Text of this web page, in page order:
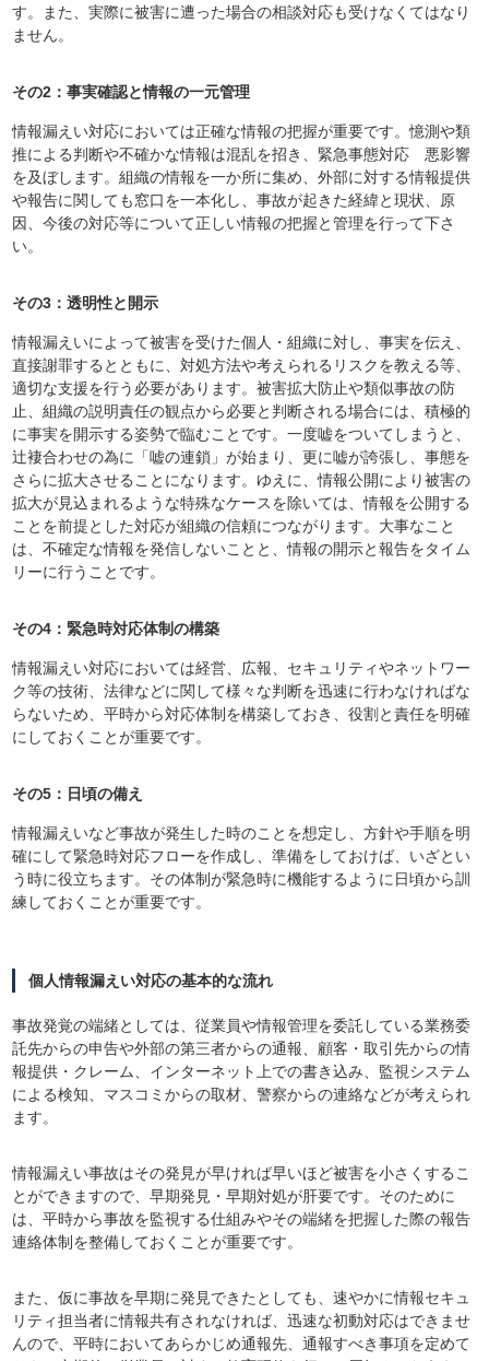
す。また、実際に被害に遭った場合の相談対応も受けなくてはなり
ません。
その2：事実確認と情報の一元管理
情報漏えい対応においては正確な情報の把握が重要です。憶測や類
推による判断や不確かな情報は混乱を招き、緊急事態対応 悪影響
を及ぼします。組織の情報を一か所に集め、外部に対する情報提供
や報告に関しても窓口を一本化し、事故が起きた経緯と現状、原
因、今後の対応等について正しい情報の把握と管理を行って下さ
い。
その3：透明性と開示
情報漏えいによって被害を受けた個人・組織に対し、事実を伝え、
直接謝罪するとともに、対処方法や考えられるリスクを教える等、
適切な支援を行う必要があります。被害拡大防止や類似事故の防
止、組織の説明責任の観点から必要と判断される場合には、積極的
に事実を開示する姿勢で臨むことです。一度嘘をついてしまうと、
辻褄合わせの為に「嘘の連鎖」が始まり、更に嘘が誇張し、事態を
さらに拡大させることになります。ゆえに、情報公開により被害の
拡大が見込まれるような特殊なケースを除いては、情報を公開する
ことを前提とした対応が組織の信頼につながります。大事なこと
は、不確定な情報を発信しないことと、情報の開示と報告をタイム
リーに行うことです。
その4：緊急時対応体制の構築
情報漏えい対応においては経営、広報、セキュリティやネットワー
ク等の技術、法律などに関して様々な判断を迅速に行わなければな
らないため、平時から対応体制を構築しておき、役割と責任を明確
にしておくことが重要です。
その5：日頃の備え
情報漏えいなど事故が発生した時のことを想定し、方針や手順を明
確にして緊急時対応フローを作成し、準備をしておけば、いざとい
う時に役立ちます。その体制が緊急時に機能するように日頃から訓
練しておくことが重要です。
個人情報漏えい対応の基本的な流れ
事故発覚の端緒としては、従業員や情報管理を委託している業務委
託先からの申告や外部の第三者からの通報、顧客・取引先からの情
報提供・クレーム、インターネット上での書き込み、監視システム
による検知、マスコミからの取材、警察からの連絡などが考えられ
ます。
情報漏えい事故はその発見が早ければ早いほど被害を小さくするこ
とができますので、早期発見・早期対処が肝要です。そのために
は、平時から事故を監視する仕組みやその端緒を把握した際の報告
連絡体制を整備しておくことが重要です。
また、仮に事故を早期に発見できたとしても、速やかに情報セキュ
リティ担当者に情報共有されなければ、迅速な初動対応はできませ
んので、平時においてあらかじめ通報先、通報すべき事項を定めて